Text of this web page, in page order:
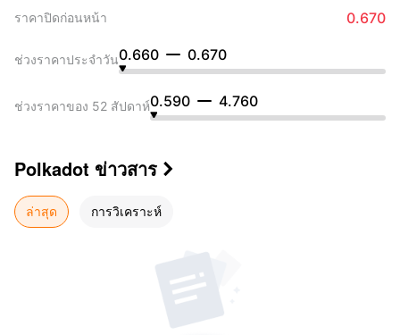
ราคาปิดก่อนหน้า 0.670
ช่วงราคาประจำวัน0.660 0.670
ช่วงราคาของ 52 สัปดาห์0.590 4.760
Polkadot ข่าวสาร 
ล่าสุด การวิเคราะห์